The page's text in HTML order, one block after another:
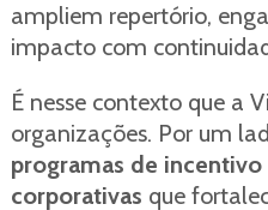
ampliem repertório,
impacto com
É nesse contexto que a
organizações. Por um
programas de incentivo
corporativas que